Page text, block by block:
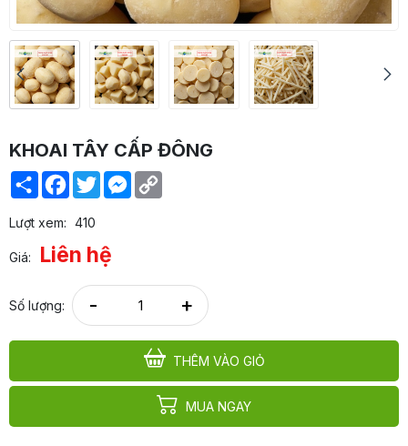
KHOAI TÂY CẤP ĐÔNG
ShareFacebook
TwitterMessenger
Lượt xem: 410
Giá: Liên hệ
Số lượng: - +
THÊM VÀO GIỎ
MUA NGAY